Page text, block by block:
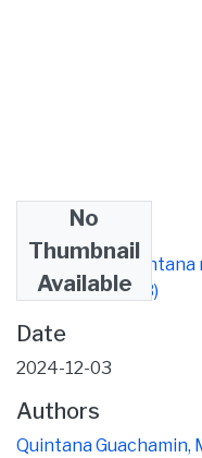
No
Thumbnail
Available
Tesis Marco
(1).pdf(530.46 KB)
Date
2024-12-03
Authors
Quintana Guachamin,